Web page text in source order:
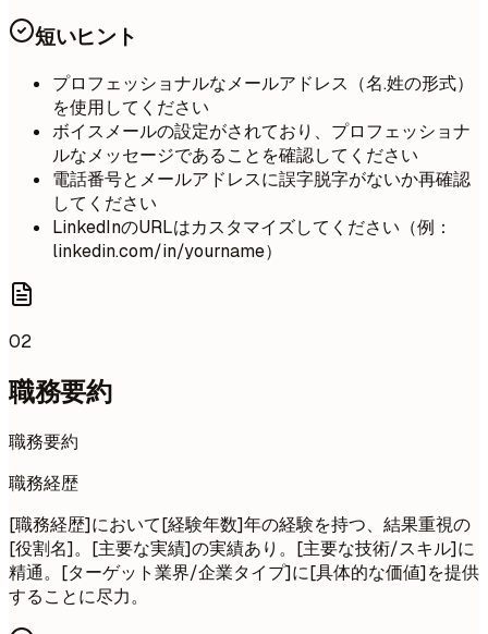
短いヒント
プロフェッショナルなメールアドレス（名.姓の形式）
を使用してください
ボイスメールの設定がされており、プロフェッショナ
ルなメッセージであることを確認してください
電話番号とメールアドレスに誤字脱字がないか再確認
してください
LinkedInのURLはカスタマイズしてください（例：
linkedin.com/in/yourname）
02
職務要約
職務要約
職務経歴
[職務経歴]において[経験年数]年の経験を持つ、結果重視の
[役割名]。[主要な実績]の実績あり。[主要な技術/スキル]に
精通。[ターゲット業界/企業タイプ]に[具体的な価値]を提供
することに尽力。